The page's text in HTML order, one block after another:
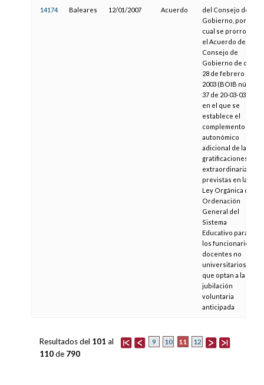
14174 Baleares 12/01/2007 Acuerdo
del Consejo de
Gobierno, por el
cual se prorroga
el Acuerdo del
Consejo de
Gobierno de día
28 de febrero de
2003 (BOIB núm.
37 de 20-03-03),
en el que se
establece el
complemento
autonómico
adicional de las
gratificaciones
extraordinarias
previstas en la
Ley Orgánica de
Ordenación
General del
Sistema
Educativo para
los funcionarios
docentes no
universitarios
que optan a la
jubilación
voluntaria
anticipada
9 10 11 12
Resultados del 101 al
110de 790